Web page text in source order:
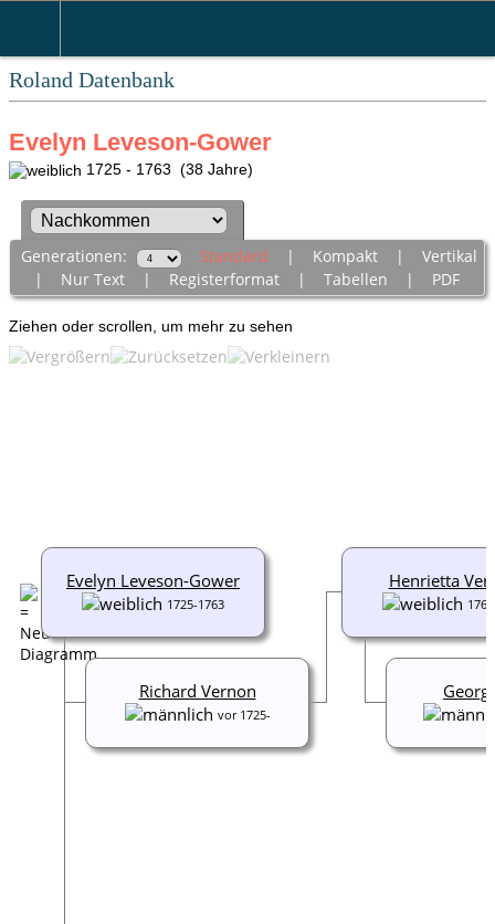
Roland Datenbank
Evelyn Leveson-Gower
1725 - 1763 (38 Jahre)
Generationen: Standard | Kompakt| Vertikal
| Nur Text| Registerformat| Tabellen | PDF
Ziehen oder scrollen, um mehr zu sehen
Henrietta
Evelyn Leveson-Gower
1725-1763
Richard Vernon
vor 1725-